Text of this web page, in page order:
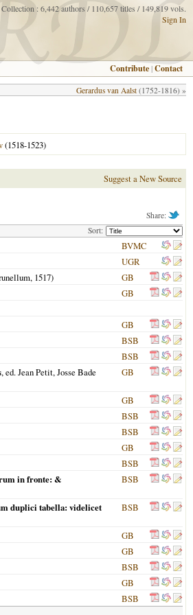
: 6,442 authors / 110,657 titles / 149,819 vols.
Sign In
Contribute |Contact
Gerardus van Aalst (1752-1816) »
(1518-1523)
Suggest a New Source
Share:
Sort:
BVMC
UGR
1517)
GB
GB
GB
BSB
BSB
, ed. Jean Petit, Josse Bade
GB
GB
BSB
BSB
GB
BSB
in fronte: &
BSB
duplici tabella: videlicet
BSB
GB
GB
BSB
GB
BSB